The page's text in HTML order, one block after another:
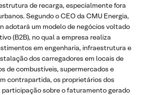
de recarga, especialmente fora
Segundo o CEO da CMU Energia,
adotará um modelo de negócios voltado
(B2B), no qual a empresa realiza
em engenharia, infraestrutura e
dos carregadores em locais de
de combustíveis, supermercados e
contrapartida, os proprietários dos
participação sobre o faturamento gerado